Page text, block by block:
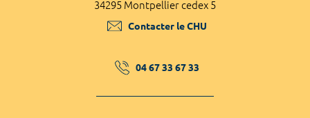
34295 Montpellier cedex 5
Contacter le CHU
04 67 33 67 33